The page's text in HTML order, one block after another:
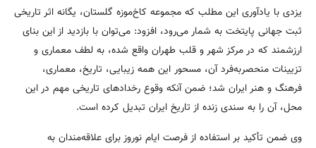
یزدی با یادآوری این مطلب که مجموعه کاخ‌موزه گلستان، یگانه اثر تاریخی
ثبت جهانی پایتخت به شمار می‌رود، افزود: می‌توان با بازدید از این بنای
ارزشمند که در مرکز شهر و قلب طهران واقع شده، به ‌لطف معماری و
تزیینات منحصربه‌فرد آن، مسحور این همه زیبایی، تاریخ، معماری،
فرهنگ و هنر ایران شد؛ ضمن آنکه وقوع رخدادهای تاریخی مهم در این
محل، آن را به سندی زنده از تاریخ ایران تبدیل کرده است.
وی ضمن تأکید بر استفاده از فرصت ایام نوروز برای علاقه‌مندان به